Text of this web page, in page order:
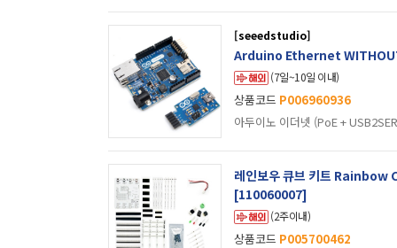
[seeedstudio]
Arduino Ethernet
(7일~10일 이내)
상품코드 P006960936
아두이노 이더넷 (PoE +
레인보우 큐브 키트
[110060007]
(2주이내)
상품코드 P005700462